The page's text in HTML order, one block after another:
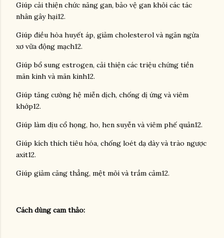
Giúp cải thiện chức năng gan, bảo vệ gan khỏi các tác
nhân gây hại12.
Giúp điều hòa huyết áp, giảm cholesterol và ngăn ngừa
xơ vữa động mạch12.
Giúp bổ sung estrogen, cải thiện các triệu chứng tiền
mãn kinh và mãn kinh12.
Giúp tăng cường hệ miễn dịch, chống dị ứng và viêm
khớp12.
Giúp làm dịu cổ họng, ho, hen suyễn và viêm phế quản12.
Giúp kích thích tiêu hóa, chống loét dạ dày và trào ngược
axit12.
Giúp giảm căng thẳng, mệt mỏi và trầm cảm12.
Cách dùng cam thảo: